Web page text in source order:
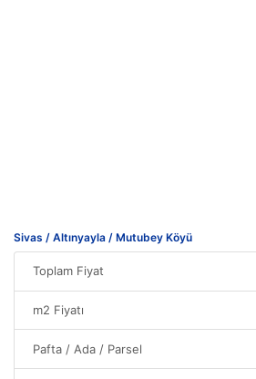
Sivas / Altınyayla / Mutubey Köyü
Toplam Fiyat
m2 Fiyatı
Pafta / Ada / Parsel